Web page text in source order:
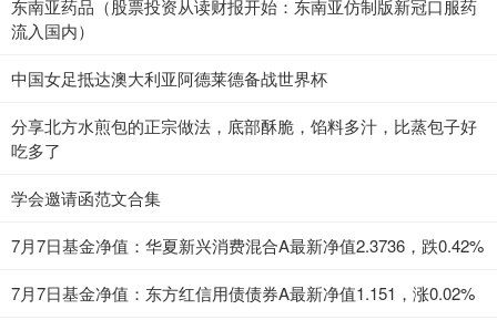
东南亚药品（股票投资从读财报开始：东南亚仿制版新冠口服药
流入国内）
中国女足抵达澳大利亚阿德莱德备战世界杯
分享北方水煎包的正宗做法，底部酥脆，馅料多汁，比蒸包子好
吃多了
学会邀请函范文合集
7月7日基金净值：华夏新兴消费混合A最新净值2.3736，跌0.42%
7月7日基金净值：东方红信用债债券A最新净值1.151，涨0.02%